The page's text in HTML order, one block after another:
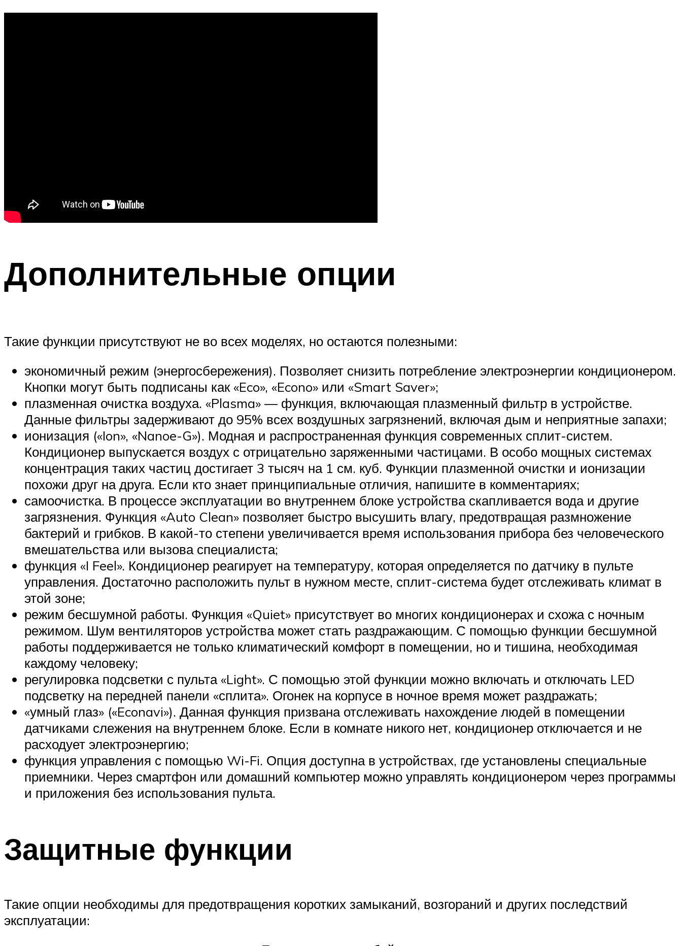
Дополнительные опции
Такие функции присутствуют не во всех моделях, но остаются полезными:
экономичный режим (энергосбережения). Позволяет снизить потребление электроэнергии кондиционером.
Кнопки могут быть подписаны как «Eco», «Econo» или «Smart Saver»;
плазменная очистка воздуха. «Plasma» — функция, включающая плазменный фильтр в устройстве.
Данные фильтры задерживают до 95% всех воздушных загрязнений, включая дым и неприятные запахи;
ионизация («Ion», «Nanoe-G»). Модная и распространенная функция современных сплит-систем.
Кондиционер выпускается воздух с отрицательно заряженными частицами. В особо мощных системах
концентрация таких частиц достигает 3 тысяч на 1 см. куб. Функции плазменной очистки и ионизации
похожи друг на друга. Если кто знает принципиальные отличия, напишите в комментариях;
самоочистка. В процессе эксплуатации во внутреннем блоке устройства скапливается вода и другие
загрязнения. Функция «Auto Clean» позволяет быстро высушить влагу, предотвращая размножение
бактерий и грибков. В какой-то степени увеличивается время использования прибора без человеческого
вмешательства или вызова специалиста;
функция «I Feel». Кондиционер реагирует на температуру, которая определяется по датчику в пульте
управления. Достаточно расположить пульт в нужном месте, сплит-система будет отслеживать климат в
этой зоне;
режим бесшумной работы. Функция «Quiet» присутствует во многих кондиционерах и схожа с ночным
режимом. Шум вентиляторов устройства может стать раздражающим. С помощью функции бесшумной
работы поддерживается не только климатический комфорт в помещении, но и тишина, необходимая
каждому человеку;
регулировка подсветки с пульта «Light». С помощью этой функции можно включать и отключать LED
подсветку на передней панели «сплита». Огонек на корпусе в ночное время может раздражать;
«умный глаз» («Econavi»). Данная функция призвана отслеживать нахождение людей в помещении
датчиками слежения на внутреннем блоке. Если в комнате никого нет, кондиционер отключается и не
расходует электроэнергию;
функция управления с помощью Wi-Fi. Опция доступна в устройствах, где установлены специальные
приемники. Через смартфон или домашний компьютер можно управлять кондиционером через программы
и приложения без использования пульта.
Защитные функции
Такие опции необходимы для предотвращения коротких замыканий, возгораний и других последствий
эксплуатации: